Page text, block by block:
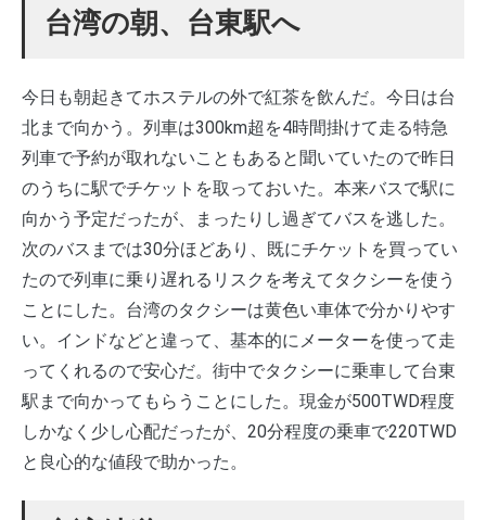
台湾の朝、台東駅へ
今日も朝起きてホステルの外で紅茶を飲んだ。今日は台
北まで向かう。列車は300km超を4時間掛けて走る特急
列車で予約が取れないこともあると聞いていたので昨日
のうちに駅でチケットを取っておいた。本来バスで駅に
向かう予定だったが、まったりし過ぎてバスを逃した。
次のバスまでは30分ほどあり、既にチケットを買ってい
たので列車に乗り遅れるリスクを考えてタクシーを使う
ことにした。台湾のタクシーは黄色い車体で分かりやす
い。インドなどと違って、基本的にメーターを使って走
ってくれるので安心だ。街中でタクシーに乗車して台東
駅まで向かってもらうことにした。現金が500TWD程度
しかなく少し心配だったが、20分程度の乗車で220TWD
と良心的な値段で助かった。